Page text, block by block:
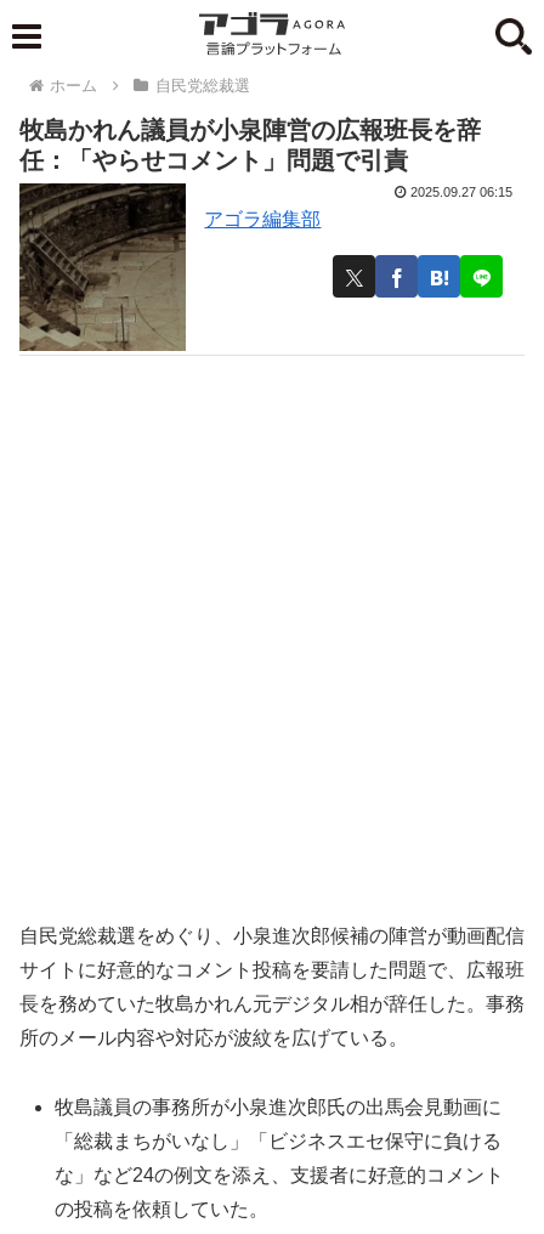
ホーム 自民党総裁選
牧島かれん議員が小泉陣営の広報班長を辞
任：「やらせコメント」問題で引責
アゴラ編集部
2025.09.27 06:15
自民党総裁選をめぐり、小泉進次郎候補の陣営が動画配信
サイトに好意的なコメント投稿を要請した問題で、広報班
長を務めていた牧島かれん元デジタル相が辞任した。事務
所のメール内容や対応が波紋を広げている。
牧島議員の事務所が小泉進次郎氏の出馬会見動画に
「総裁まちがいなし」「ビジネスエセ保守に負ける
な」など24の例文を添え、支援者に好意的コメント
の投稿を依頼していた。